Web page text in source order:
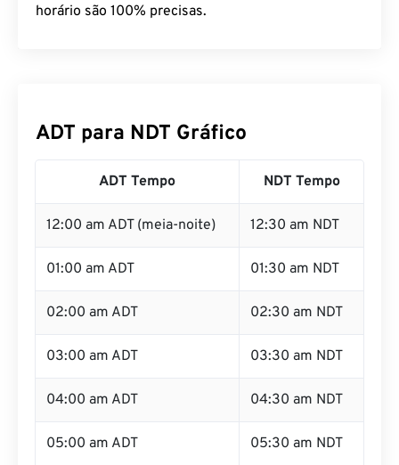
horário são 100% precisas.
ADT para NDT Gráfico
ADT Tempo NDT Tempo
12:00 am ADT (meia-noite) 12:30 am NDT
01:00 am ADT 01:30 am NDT
02:00 am ADT 02:30 am NDT
03:00 am ADT 03:30 am NDT
04:00 am ADT 04:30 am NDT
05:00 am ADT 05:30 am NDT